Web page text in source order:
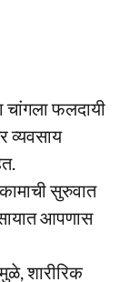
फलदायी
व्यवसाय
सुरुवात
आपणास
शारीरिक